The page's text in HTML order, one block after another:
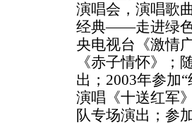
演唱会，演唱歌
经典——走进绿色
央电视台《激情
《赤子情怀》；
出；2003年参加
演唱《十送红军
队专场演出；参